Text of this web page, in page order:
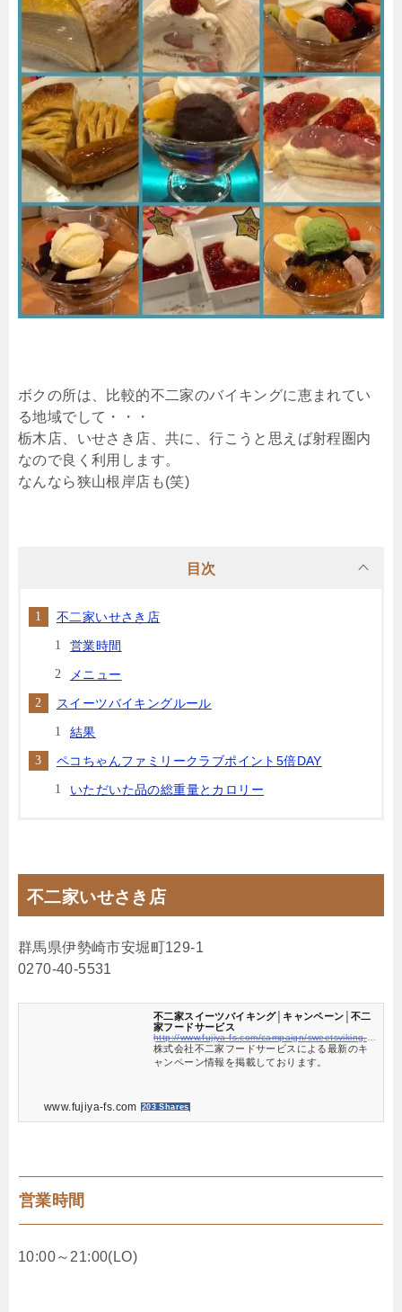
ボクの所は、比較的不二家のバイキングに恵まれてい
る地域でして・・・
栃木店、いせさき店、共に、行こうと思えば射程圏内
なので良く利用します。
なんなら狭山根岸店も(笑)
目次
不二家いせさき店
営業時間
メニュー
スイーツバイキングルール
結果
ペコちゃんファミリークラブポイント5倍DAY
いただいた品の総重量とカロリー
不二家いせさき店
群馬県伊勢崎市安堀町129-1
0270-40-5531
不二家スイーツバイキング│キャンペーン│不二
家フードサービス
http://www.fujiya-fs.com/campaign/sweetsviking.html
株式会社不二家フードサービスによる最新のキ
ャンペーン情報を掲載しております。
www.fujiya-fs.com 203 Shares
営業時間
10:00～21:00(LO)